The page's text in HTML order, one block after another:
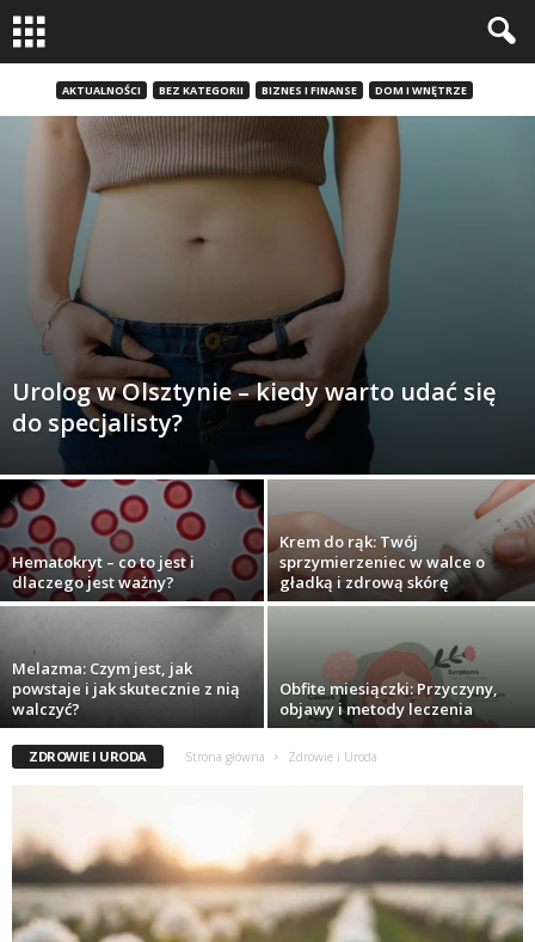
AKTUALNOŚCI BEZ KATEGORII BIZNES I FINANSE DOM I WNĘTRZE
Urolog w Olsztynie – kiedy warto udać się
do specjalisty?
Hematokryt – co to jest i
dlaczego jest ważny?
Krem do rąk: Twój
sprzymierzeniec w walce o
gładką i zdrową skórę
Melazma: Czym jest, jak
powstaje i jak skutecznie z nią
walczyć?
Obfite miesiączki: Przyczyny,
objawy i metody leczenia
ZDROWIE I URODA Strona główna Zdrowie i Uroda